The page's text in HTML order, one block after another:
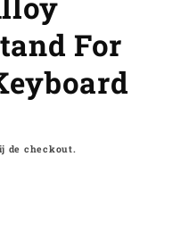
For
de checkout.